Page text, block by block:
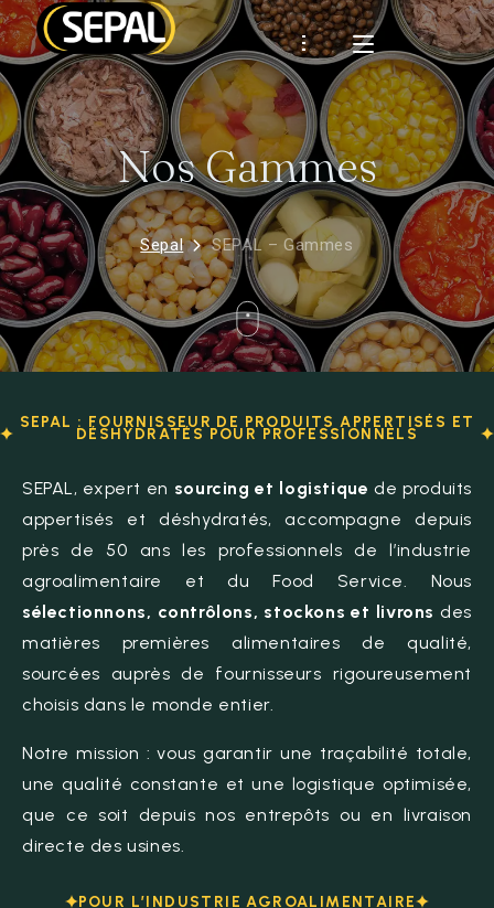
SEPAL
Présentation
Certifications
Démarche RSE
Historique
CLIENTS
Industrie
RHD
MARQUES
RECETTES
ACTUS
Espace client
Espace client
Nos Gammes
Sepal SEPAL – Gammes
SEPAL : FOURNISSEUR DE PRODUITS APPERTISÉS ET
DÉSHYDRATÉS POUR PROFESSIONNELS
SEPAL, expert en sourcing et logistique de produits
appertisés et déshydratés, accompagne depuis
près de 50 ans les professionnels de l’industrie
agroalimentaire et du Food Service. Nous
sélectionnons, contrôlons, stockons et livrons des
matières premières alimentaires de qualité,
sourcées auprès de fournisseurs rigoureusement
choisis dans le monde entier.
Notre mission : vous garantir une traçabilité totale,
une qualité constante et une logistique optimisée,
que ce soit depuis nos entrepôts ou en livraison
directe des usines.
POUR L’INDUSTRIE AGROALIMENTAIRE